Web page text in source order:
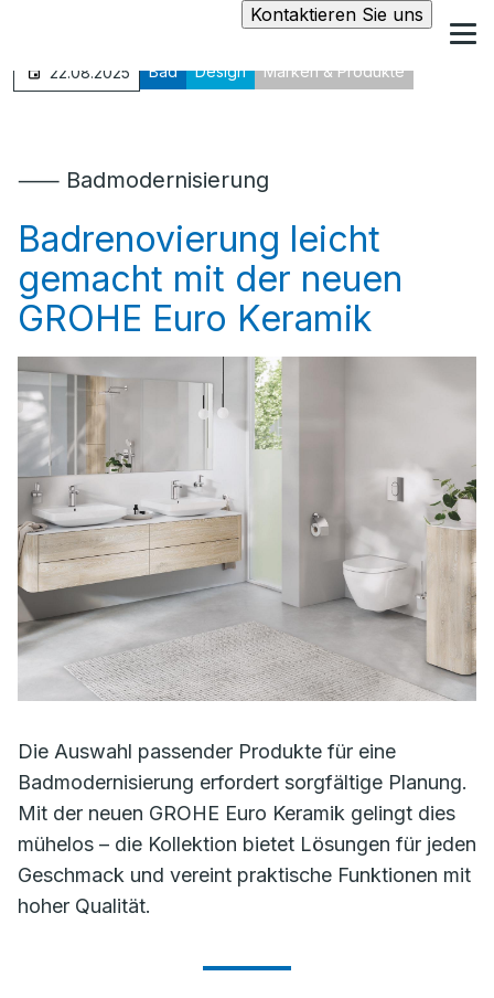
Kontaktieren Sie uns
22.08.2025 Bad Design Marken & Produkte
⸺ Badmodernisierung
Badrenovierung leicht
gemacht mit der neuen
GROHE Euro Keramik
Die Auswahl passender Produkte für eine
Badmodernisierung erfordert sorgfältige Planung.
Mit der neuen GROHE Euro Keramik gelingt dies
mühelos – die Kollektion bietet Lösungen für jeden
Geschmack und vereint praktische Funktionen mit
hoher Qualität.